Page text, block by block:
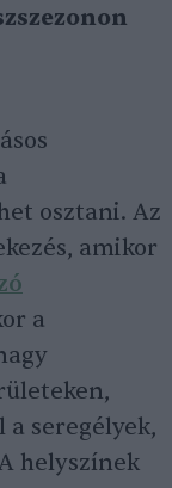
osztani. Az
amikor
a
seregélyek,
helyszínek